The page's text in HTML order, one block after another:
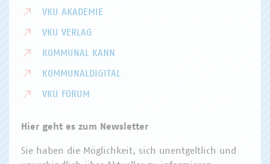
VKU AKADEMIE
VKU VERLAG
KOMMUNAL KANN
KOMMUNALDIGITAL
VKU FORUM
Hier geht es zum Newsletter
Sie haben die Möglichkeit, sich unentgeltlich und